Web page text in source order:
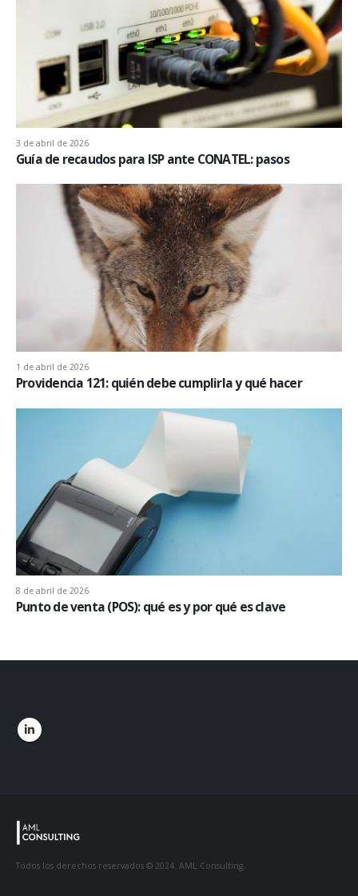
3 de abril de 2026
Guía de recaudos para ISP ante CONATEL: pasos
1 de abril de 2026
Providencia 121: quién debe cumplirla y qué hacer
8 de abril de 2026
Punto de venta (POS): qué es y por qué es clave
Todos los derechos reservados © 2024. AML Consulting.